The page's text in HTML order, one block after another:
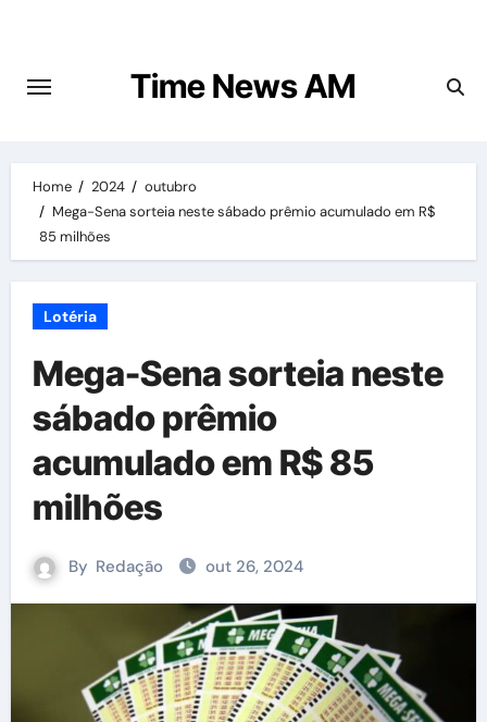
content
Time News AM
Home 2024
outubro
Mega-Sena sorteia neste sábado prêmio acumulado em R$
85 milhões
Lotéria
Mega-Sena sorteia neste
sábado prêmio
acumulado em R$ 85
milhões
By Redação out 26, 2024